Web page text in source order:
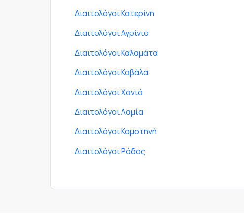
Διαιτολόγοι Κατερίνη
Διαιτολόγοι Αγρίνιο
Διαιτολόγοι Καλαμάτα
Διαιτολόγοι Καβάλα
Διαιτολόγοι Χανιά
Διαιτολόγοι Λαμία
Διαιτολόγοι Κομοτηνή
Διαιτολόγοι Ρόδος